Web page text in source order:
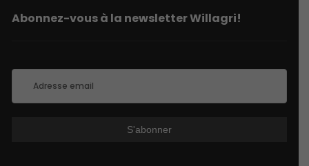
Abonnez-vous à la newsletter Willagri!